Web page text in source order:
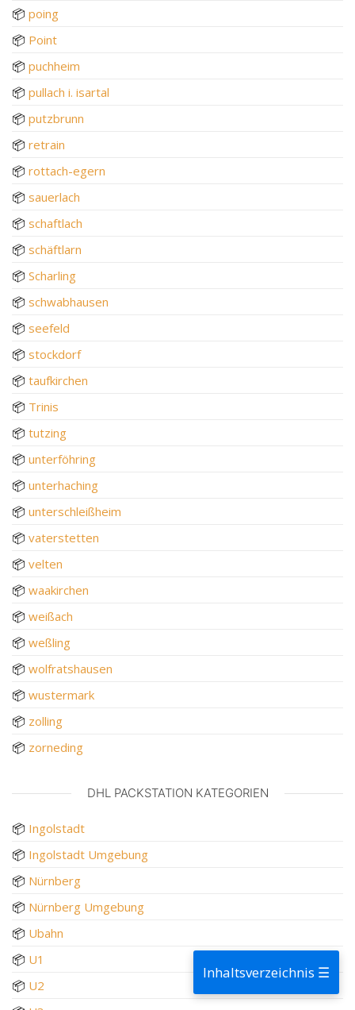
📦 poing
📦 Point
📦 puchheim
📦 pullach i. isartal
📦 putzbrunn
📦 retrain
📦 rottach-egern
📦 sauerlach
📦 schaftlach
📦 schäftlarn
📦 Scharling
📦 schwabhausen
📦 seefeld
📦 stockdorf
📦 taufkirchen
📦 Trinis
📦 tutzing
📦 unterföhring
📦 unterhaching
📦 unterschleißheim
📦 vaterstetten
📦 velten
📦 waakirchen
📦 weißach
📦 weßling
📦 wolfratshausen
📦 wustermark
📦 zolling
📦 zorneding
DHL PACKSTATION KATEGORIEN
📦 Ingolstadt
📦 Ingolstadt Umgebung
📦 Nürnberg
📦 Nürnberg Umgebung
📦 Ubahn
📦 U1
📦 U2
Inhaltsverzeichnis ☰